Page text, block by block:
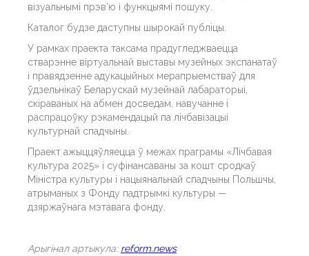
візуальнымі прэв’ю і функцыямі пошуку.
Каталог будзе даступны шырокай публіцы.
У рамках праекта таксама прадугледжваецца
стварэнне віртуальнай выставы музейных экспанатаў
і правядзенне адукацыйных мерапрыемстваў для
ўдзельнікаў Беларускай музейнай лабараторыі,
скіраваных на абмен досведам, навучанне і
распрацоўку рэкамендацый па лічбавізацыі
культурнай спадчыны.
Праект ажыццяўляецца ў межах праграмы «Лічбавая
культура 2025» і суфінансаваны за кошт сродкаў
Міністра культуры і нацыянальнай спадчыны Польшчы,
атрыманых з Фонду падтрымкі культуры —
дзяржаўнага мэтавага фонду.
Арыгiнал артыкула: reform.news